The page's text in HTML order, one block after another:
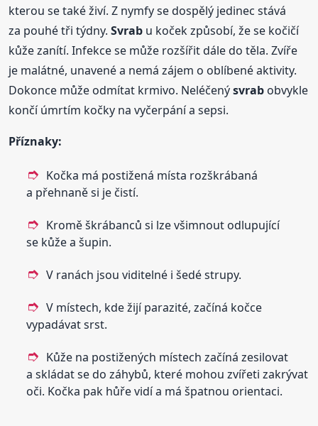
kterou se také živí. Z nymfy se dospělý jedinec stává
za pouhé tři týdny.Svrab u koček způsobí, že se kočičí
kůže zanítí. Infekce se může rozšířit dále do těla. Zvíře
je malátné, unavené a nemá zájem o oblíbené aktivity.
Dokonce může odmítat krmivo. Neléčenýsvrab obvykle
končí úmrtím kočky na vyčerpání a sepsi.
Příznaky:
Kočka má postižená místa rozškrábaná
a přehnaně si je čistí.
Kromě škrábanců si lze všimnout odlupující
se kůže a šupin.
V ranách jsou viditelné i šedé strupy.
V místech, kde žijí parazité, začíná kočce
vypadávat srst.
Kůže na postižených místech začíná zesilovat
a skládat se do záhybů, které mohou zvířeti zakrývat
oči. Kočka pak hůře vidí a má špatnou orientaci.